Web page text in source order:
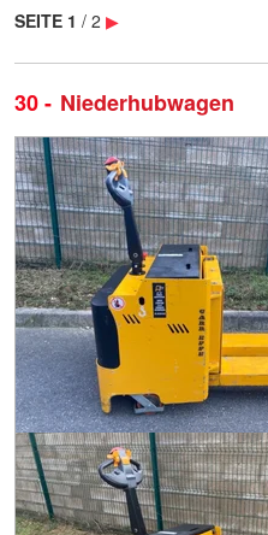
30 Niederhubwagen
SEITE 1 / 2 ▶